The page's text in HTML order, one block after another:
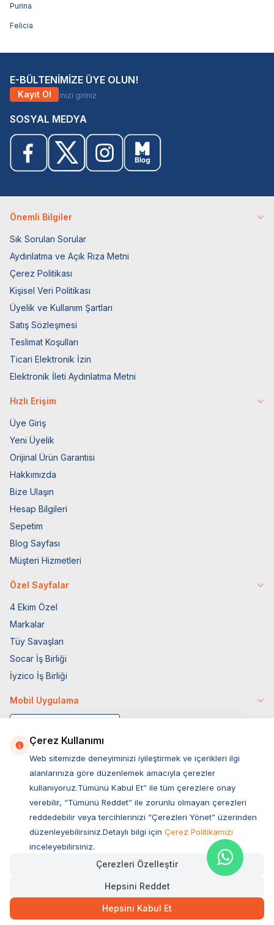
315,00TL Hızlı Teslimat
SEPETE EKLE
Purina
Felicia
E-BÜLTENİMİZE ÜYE OLUN!
Kayıt Ol
SOSYAL MEDYA
Önemli Bilgiler
Sık Sorulan Sorular
Aydınlatma ve Açık Rıza Metni
Çerez Politikası
Kişisel Veri Politikası
Üyelik ve Kullanım Şartları
Satış Sözleşmesi
Teslimat Koşulları
Ticari Elektronik İzin
Elektronik İleti Aydınlatma Metni
Hızlı Erişim
Üye Giriş
Yeni Üyelik
Orijinal Ürün Garantisi
Hakkımızda
Bize Ulaşın
Hesap Bilgileri
Sepetim
Blog Sayfası
Müşteri Hizmetleri
Özel Sayfalar
4 Ekim Özel
Markalar
Tüy Savaşları
Socar İş Birliği
İyzico İş Birliği
Mobil Uygulama
Müşteri Hizmetleri
Sıkça Sorulan Sorular
Ovacık Mah. Hacıoğlu Sok. No:13 Başiskele / KOCAELİ
Müşteri Destek Hattı
Çerez Kullanımı
Web sitemizde deneyiminizi iyileştirmek ve içerikleri ilgi
alanlarınıza göre düzenlemek amacıyla çerezler
kullanıyoruz.Tümünü Kabul Et” ile tüm çerezlere onay
verebilir, “Tümünü Reddet” ile zorunlu olmayan çerezleri
reddedebilir veya tercihlerinizi “Çerezleri Yönet” üzerinden
düzenleyebilirsiniz.Detaylı bilgi için Çerez Politikamızı
inceleyebilirsiniz.
Çerezleri Özelleştir
Hepsini Reddet
Hepsini Kabul Et